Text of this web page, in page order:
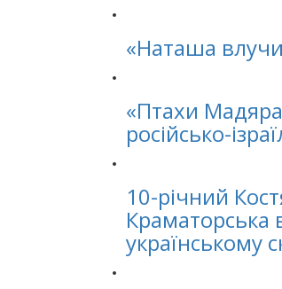
«Наташа
«Птахи
російсько-
10-річний
Краматорська
українському